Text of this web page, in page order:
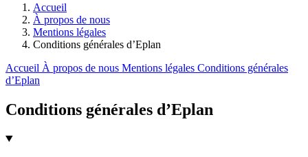
Accueil
À propos de nous
Mentions légales
Conditions générales d’Eplan
Accueil À propos de nous Mentions légales Conditions générales
d’Eplan
Conditions générales d’Eplan